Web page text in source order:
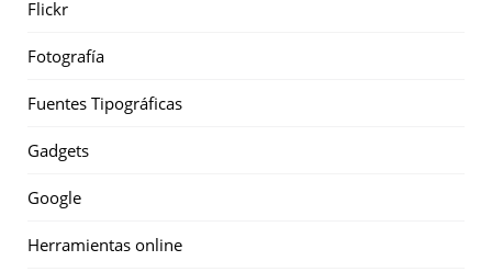
Flickr
Fotografía
Fuentes Tipográficas
Gadgets
Google
Herramientas online